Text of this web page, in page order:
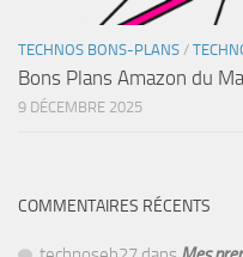
TECHNOS BONS-PLANS /
Bons Plans Amazon du
9 DÉCEMBRE 2025
COMMENTAIRES RÉCENTS